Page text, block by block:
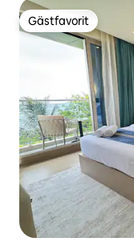
Gästfavorit
Gästfavorit